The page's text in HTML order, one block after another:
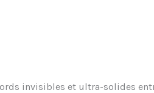
invisibles et ultra-solides